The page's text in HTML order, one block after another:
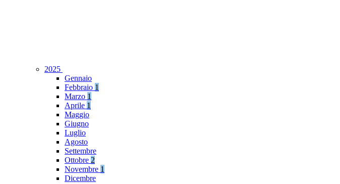
2025
Gennaio
Febbraio 1
Marzo 1
Aprile 1
Maggio
Giugno
Luglio
Agosto
Settembre
Ottobre 2
Novembre 1
Dicembre